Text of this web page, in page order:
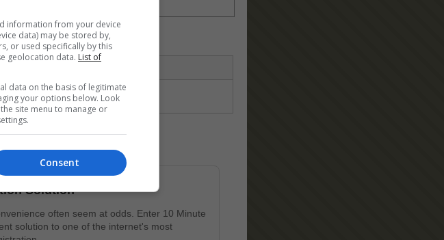
Mail adesso
Solution
often seem at odds. Enter 10 Minute
solution to one of the internet's most
information from your device
data) may be stored by,
or used specifically by this
geolocation data. List of
data on the basis of legitimate
your options below. Look
site menu to manage or
Consent